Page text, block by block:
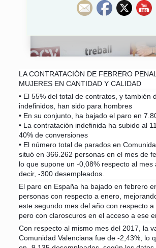
LA CONTRATACIÓN DE FEBRERO
MUJERES EN CANTIDAD Y CALIDAD
• El 55% del total de contratos, y también
indefinidos, han sido para hombres
• En su conjunto, ha bajado el paro en
• La contratación indefinida ha subido al
40% de conversiones
• El número total de parados en
situó en 366.262 personas en el mes de
lo que supone un -0,08% respecto al mes
decir, -300 desempleados.
El paro en España ha bajado en febrero
personas con respecto a enero,
este segundo mes del año con respecto a
pero con claroscuros en el acceso a ese
Con respecto al mismo mes del 2017, la
Comunidad Valenciana fue de -2,43%, lo